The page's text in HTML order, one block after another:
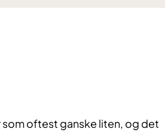
som oftest ganske liten, og det